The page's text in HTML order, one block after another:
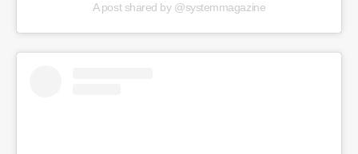
A post shared by @systemmagazine